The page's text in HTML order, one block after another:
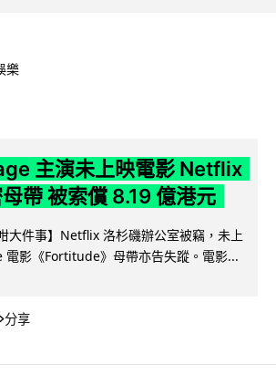
樂
主演未上映電影 Netflix
帶 被索償 8.19 億港元
大件事】Netflix 洛杉磯辦公室被竊，未上
電影《Fortitude》母帶亦告失蹤。電影...
分享